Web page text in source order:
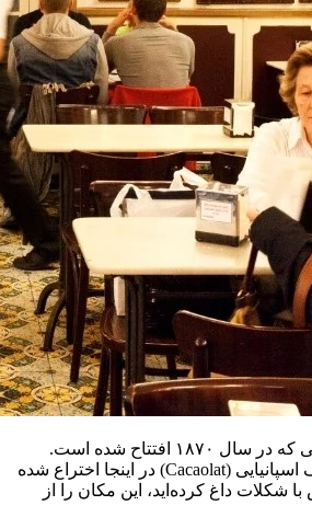
یک کافه کلاسیک و تاریخی که در سال ۱۸۷۰ افتتاح شده است.
نوشیدنی شکلاتی معروف اسپانیایی (Cacaolat) در اینجا اختراع شده
داغ کرده‌اید، این مکان را از